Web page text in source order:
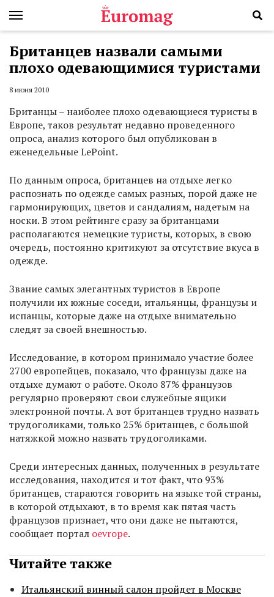
Британцев назвали самыми
плохо одевающимися туристами
8 июня 2010
Британцы – наиболее плохо одевающиеся туристы в
Европе, таков результат недавно проведенного
опроса, анализ которого был опубликован в
еженедельные LePoint.
По данным опроса, британцев на отдыхе легко
распознать по одежде самых разных, порой даже не
гармонирующих, цветов и сандалиям, надетым на
носки. В этом рейтинге сразу за британцами
располагаются немецкие туристы, которых, в свою
очередь, постоянно критикуют за отсутствие вкуса в
одежде.
Звание самых элегантных туристов в Европе
получили их южные соседи, итальянцы, французы и
испанцы, которые даже на отдыхе внимательно
следят за своей внешностью.
Исследование, в котором принимало участие более
2700 европейцев, показало, что французы даже на
отдыхе думают о работе. Около 87% французов
регулярно проверяют свои служебные ящики
электронной почты. А вот британцев трудно назвать
трудоголиками, только 25% британцев, с большой
натяжкой можно назвать трудоголиками.
Среди интересных данных, полученных в результате
исследования, находится и тот факт, что 93%
британцев, стараются говорить на языке той страны,
в которой отдыхают, в то время как пятая часть
французов признает, что они даже не пытаются,
сообщает портал oevrope.
Читайте также
Итальянский винный салон пройдет в Москве